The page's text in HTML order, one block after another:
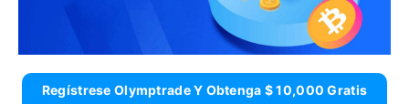
Regístrese Olymptrade Y Obtenga $ 10,000 Gratis